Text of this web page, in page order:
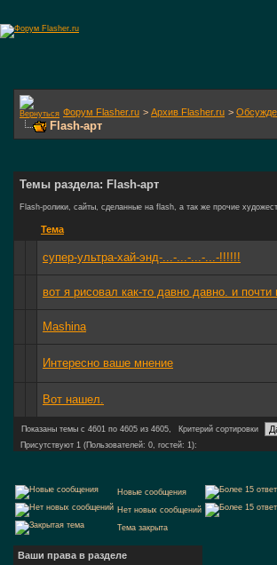
Форум Flasher.ru > Архив Flasher.ru >
Flash-арт
Темы раздела: Flash-арт
Flash-ролики, сайты, сделанные на flash, а так же прочие
Тема
супер-ультра-хай-энд-...-...-...-...-!!!!!!
вот я рисовал как-то давно давно. и
Mashina
Интересно ваше мнение
Вот нашел.
Показаны темы с 4601 по 4605 из 4605, Критерий сортировки
Присутствуют 1 (Пользователей: 0, гостей: 1):
Новые сообщения
Нет новых сообщений
Тема закрыта
Ваши права в разделе